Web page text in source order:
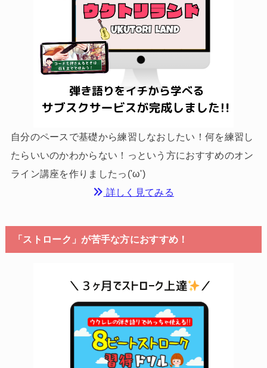
自分のペースで基礎から練習しなおしたい！何を練習し
たらいいのかわからない！っという方におすすめのオン
ライン講座を作りましたっ('ω')
詳しく見てみる
「ストローク」が苦手な方におすすめ！